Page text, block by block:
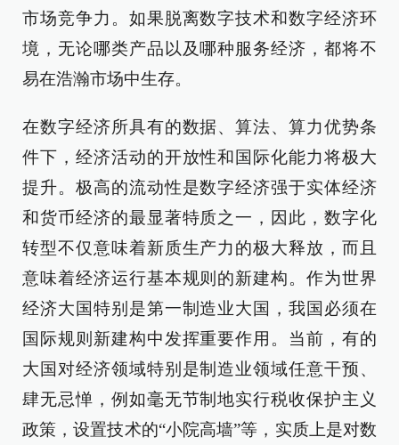
市场竞争力。如果脱离数字技术和数字经济环
境，无论哪类产品以及哪种服务经济，都将不
易在浩瀚市场中生存。
在数字经济所具有的数据、算法、算力优势条
件下，经济活动的开放性和国际化能力将极大
提升。极高的流动性是数字经济强于实体经济
和货币经济的最显著特质之一，因此，数字化
转型不仅意味着新质生产力的极大释放，而且
意味着经济运行基本规则的新建构。作为世界
经济大国特别是第一制造业大国，我国必须在
国际规则新建构中发挥重要作用。当前，有的
大国对经济领域特别是制造业领域任意干预、
肆无忌惮，例如毫无节制地实行税收保护主义
政策，设置技术的“小院高墙”等，实质上是对数